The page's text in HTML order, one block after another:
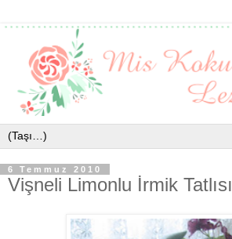
6 Temmuz 2010
Vişneli Limonlu İrmik Tatlısı